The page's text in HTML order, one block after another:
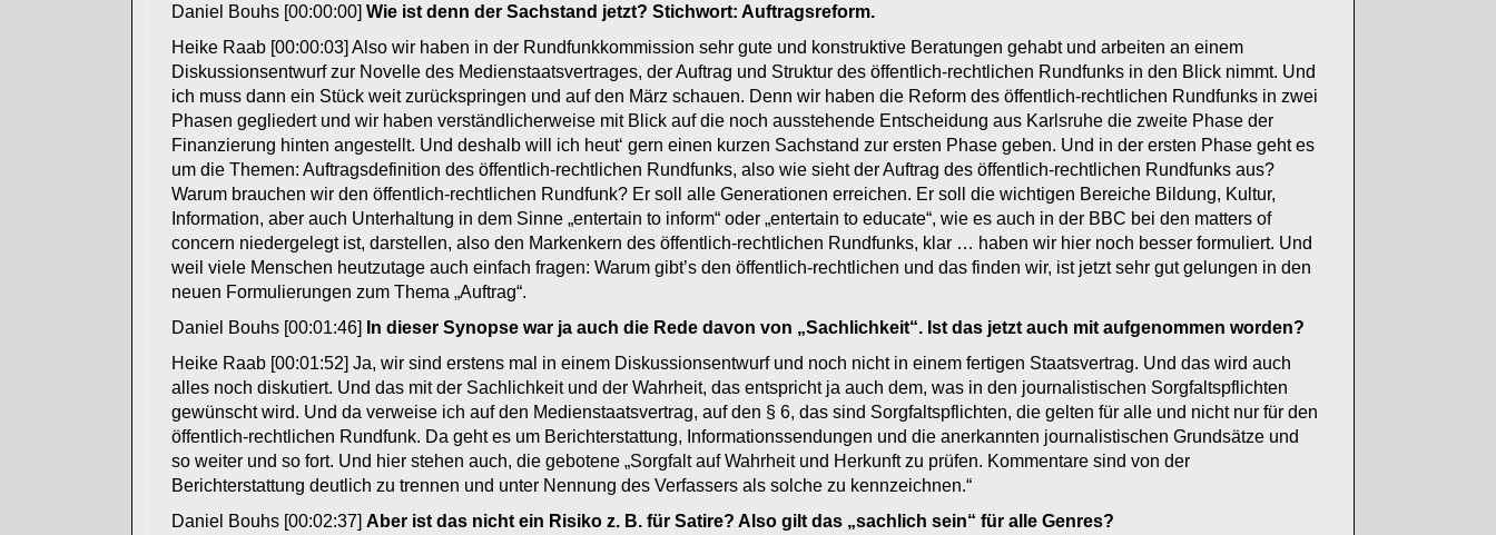
Daniel Bouhs [00:00:00] Wie ist denn der Sachstand jetzt? Stichwort: Auftragsreform.
Heike Raab [00:00:03] Also wir haben in der Rundfunkkommission sehr gute und konstruktive Beratungen gehabt und arbeiten an einem
Diskussionsentwurf zur Novelle des Medienstaatsvertrages, der Auftrag und Struktur des öffentlich-rechtlichen Rundfunks in den Blick nimmt. Und
ich muss dann ein Stück weit zurückspringen und auf den März schauen. Denn wir haben die Reform des öffentlich-rechtlichen Rundfunks in zwei
Phasen gegliedert und wir haben verständlicherweise mit Blick auf die noch ausstehende Entscheidung aus Karlsruhe die zweite Phase der
Finanzierung hinten angestellt. Und deshalb will ich heut‘ gern einen kurzen Sachstand zur ersten Phase geben. Und in der ersten Phase geht es
um die Themen: Auftragsdefinition des öffentlich-rechtlichen Rundfunks, also wie sieht der Auftrag des öffentlich-rechtlichen Rundfunks aus?
Warum brauchen wir den öffentlich-rechtlichen Rundfunk? Er soll alle Generationen erreichen. Er soll die wichtigen Bereiche Bildung, Kultur,
Information, aber auch Unterhaltung in dem Sinne „entertain to inform“ oder „entertain to educate“, wie es auch in der BBC bei den matters of
concern niedergelegt ist, darstellen, also den Markenkern des öffentlich-rechtlichen Rundfunks, klar … haben wir hier noch besser formuliert. Und
weil viele Menschen heutzutage auch einfach fragen: Warum gibt’s den öffentlich-rechtlichen und das finden wir, ist jetzt sehr gut gelungen in den
neuen Formulierungen zum Thema „Auftrag“.
Daniel Bouhs [00:01:46]
In dieser Synopse war ja auch die Rede davon von „Sachlichkeit“. Ist das jetzt auch mit aufgenommen worden?
Heike Raab [00:01:52] Ja, wir sind erstens mal in einem Diskussionsentwurf und noch nicht in einem fertigen Staatsvertrag. Und das wird auch
alles noch diskutiert. Und das mit der Sachlichkeit und der Wahrheit, das entspricht ja auch dem, was in den journalistischen Sorgfaltspflichten
gewünscht wird. Und da verweise ich auf den Medienstaatsvertrag, auf den § 6, das sind Sorgfaltspflichten, die gelten für alle und nicht nur für den
öffentlich-rechtlichen Rundfunk. Da geht es um Berichterstattung, Informationssendungen und die anerkannten journalistischen Grundsätze und
so weiter und so fort. Und hier stehen auch, die gebotene „Sorgfalt auf Wahrheit und Herkunft zu prüfen. Kommentare sind von der
Berichterstattung deutlich zu trennen und unter Nennung des Verfassers als solche zu kennzeichnen.“
Daniel Bouhs [00:02:37] Aber ist das nicht ein Risiko z. B. für Satire? Also gilt das „sachlich sein“ für alle Genres?